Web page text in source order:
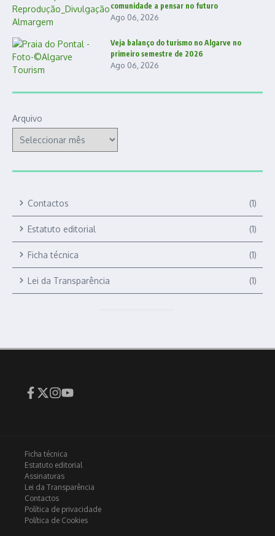
comunidade a pensar no futuro
Ago 06, 2026
Veja balanço do turismo no Algarve no
primeiro semestre de 2026
Ago 06, 2026
Arquivo
Contactos (1)
Estatuto editorial (1)
Ficha técnica (1)
Lei da Transparência (1)
Ficha técnica
Estatuto editorial
Assinaturas
Lei da Transparência
Contactos
Política de privacidade
Política de Cookies